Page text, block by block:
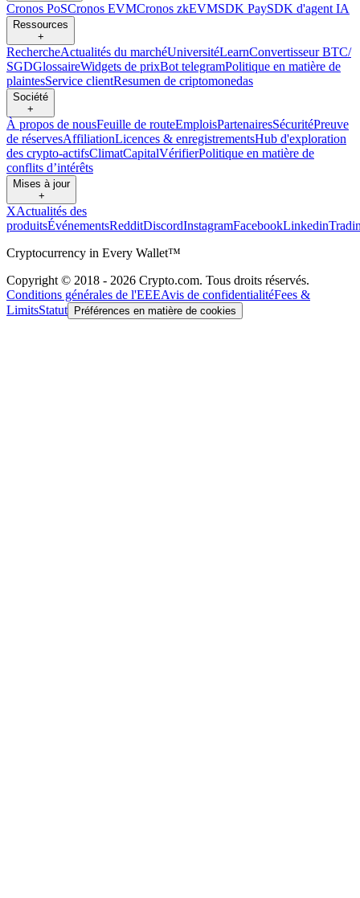
Cronos PoSCronos EVMCronos zkEVMSDK PaySDK d'agent IA
Ressources
+
RechercheActualités du marchéUniversitéLearnConvertisseur BTC/
SGDGlossaireWidgets de prixBot telegramPolitique en matière de
plaintesService clientResumen de criptomonedas
Société
+
À propos de nousFeuille de routeEmploisPartenairesSécuritéPreuve
de réservesAffiliationLicences & enregistrementsHub d'exploration
des crypto-actifsClimatCapitalVérifierPolitique en matière de
conflits d’intérêts
Mises à jour
+
XActualités des
produitsÉvénementsRedditDiscordInstagramFacebookLinkedin
Cryptocurrency in Every Wallet™
Copyright © 2018 - 2026 Crypto.com. Tous droits réservés.
Conditions générales de l'EEEAvis de confidentialitéFees &
LimitsStatut Préférences en matière de cookies